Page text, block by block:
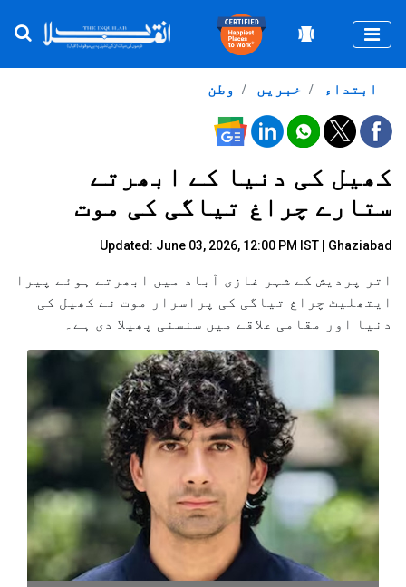
وطن خبریں ابتداء
کھیل کی دنیا کے ابھرتے
ستارے چراغ تیاگی کی موت
Updated: June 03, 2026, 12:00 PM IST | Ghaziabad
اتر پردیش کے شہر غازی آباد میں ابھرتے ہوئے پیرا
ایتھلیٹ چراغ تیاگی کی پراسرار موت نے کھیل کی
دنیا اور مقامی علاقے میں سنسنی پھیلا دی ہے۔